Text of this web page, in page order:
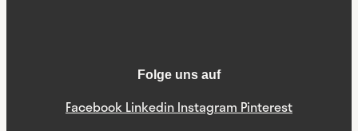
Folge uns auf
Facebook Linkedin Instagram Pinterest